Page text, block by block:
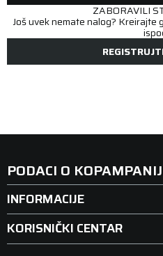
ZABORAVILI
Još uvek nemate nalog? Kreirajte
PODACI O
INFORMACIJE
KORISNIČKI CENTAR